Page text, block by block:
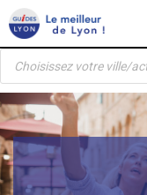
Skip
to
content
Recherche
produits